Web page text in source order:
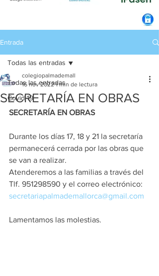
Entrada
Todas las entradas
Covid-19
Todas las entradas
SECRETARÍA EN OBRAS
colegiopalmademall
16 nov 2022 1 min de lectura
SECRETARÍA EN OBRAS
Durante los días 17, 18 y 21 la secretaría
permanecerá cerrada por las obras que
se van a realizar.
Atenderemos a las familias a través del
Tlf. 951298590 y el correo electrónico:
secretariapalmademallorca@gmail.com
Lamentamos las molestias.